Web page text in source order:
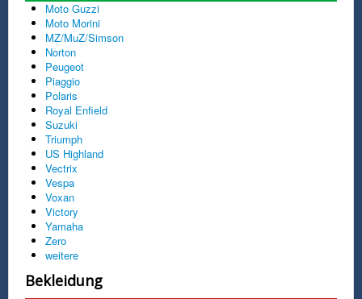
Moto Guzzi
Moto Morini
MZ/MuZ/Simson
Norton
Peugeot
Piaggio
Polaris
Royal Enfield
Suzuki
Triumph
US Highland
Vectrix
Vespa
Voxan
Victory
Yamaha
Zero
weitere
Bekleidung